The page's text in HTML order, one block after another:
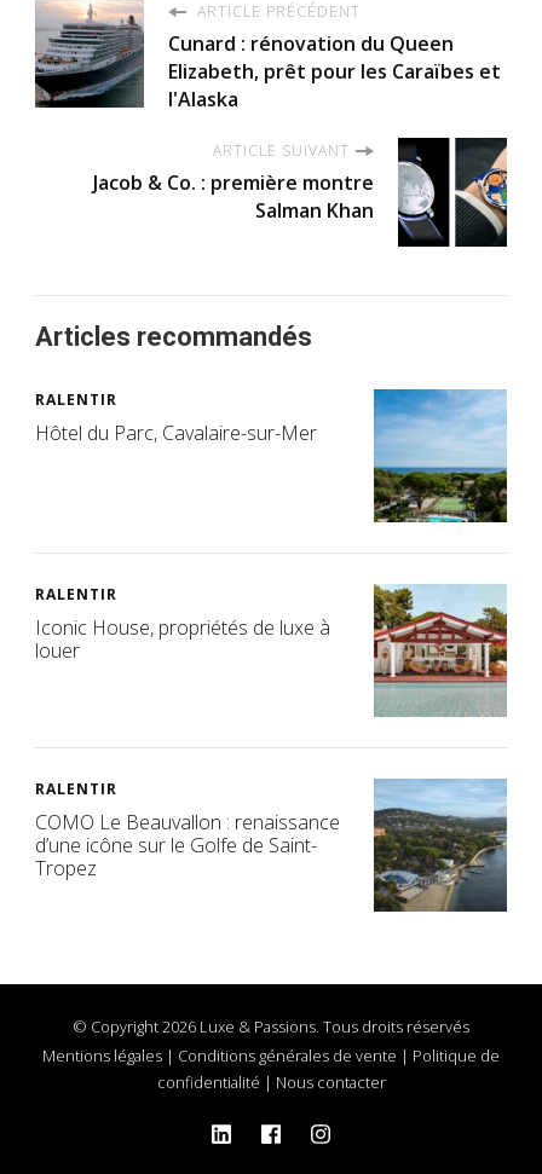
ARTICLE PRÉCÉDENT
Cunard : rénovation du Queen
Elizabeth, prêt pour les Caraïbes et
l'Alaska
ARTICLE SUIVANT
Jacob & Co. : première montre
Salman Khan
Articles recommandés
RALENTIR
Hôtel du Parc, Cavalaire-sur-Mer
RALENTIR
Iconic House, propriétés de luxe à
louer
RALENTIR
COMO Le Beauvallon : renaissance
d’une icône sur le Golfe de Saint-
Tropez
© Copyright 2026 Luxe & Passions. Tous droits réservés
Mentions légales | Conditions générales de vente | Politique de
confidentialité | Nous contacter